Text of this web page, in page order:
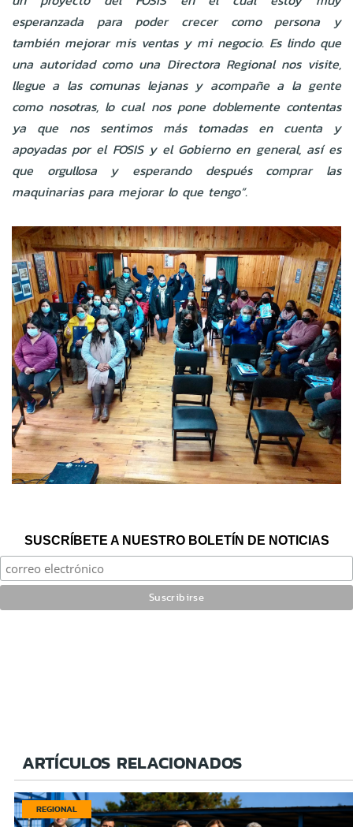
esperanzada para poder crecer como persona y
también mejorar mis ventas y mi negocio. Es lindo que
una autoridad como una Directora Regional nos visite,
llegue a las comunas lejanas y acompañe a la gente
como nosotras, lo cual nos pone doblemente contentas
ya que nos sentimos más tomadas en cuenta y
apoyadas por el FOSIS y el Gobierno en general, así es
que orgullosa y esperando después comprar las
maquinarias para mejorar lo que tengo”.
SUSCRÍBETE A NUESTRO BOLETÍN DE NOTICIAS
ARTÍCULOS RELACIONADOS
REGIONAL